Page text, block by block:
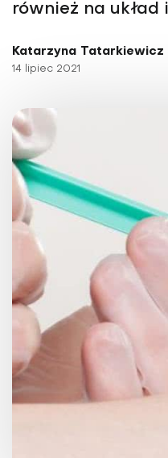
również na
Katarzyna Tatarkiewicz
14 lipiec 2021